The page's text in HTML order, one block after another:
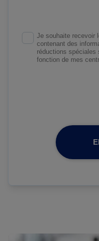
Je souhaite recevoir
contenant des
réductions
fonction de mes